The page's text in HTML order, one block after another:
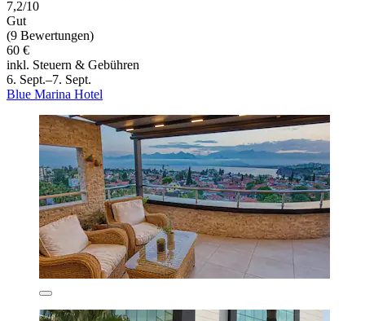
7,2/10
Gut
(9 Bewertungen)
60 €
inkl. Steuern & Gebühren
6. Sept.–7. Sept.
Blue Marina Hotel